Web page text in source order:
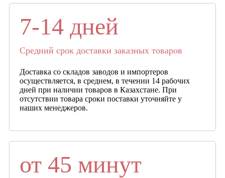
7-14 дней
Средний срок доставки заказных товаров
Доставка со складов заводов и импортеров
осуществляется, в среднем, в течении 14 рабочих
дней при наличии товаров в Казахстане. При
отсутствии товара сроки поставки уточняйте у
наших менеджеров.
от 45 минут